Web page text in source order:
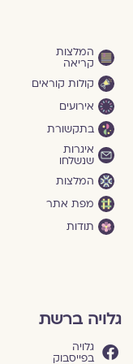
המלצות
קריאה
קולות קוראים
אירועים
בתקשורת
איגרות
שנשלחו
המלצות
מפת אתר
תודות
גלויה ברשת
גלויה
בפייסבוק